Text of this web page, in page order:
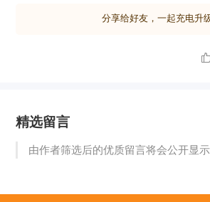
回放与优势肯定，能自然孕育工作中
高，更能协同抵御困难。在组织层面
为官方准则，明确了行为认同标准。
识能降低协作成本，推动个体与组织
分享给好友，一起充电升
精选留言
由作者筛选后的优质留言将会公开显